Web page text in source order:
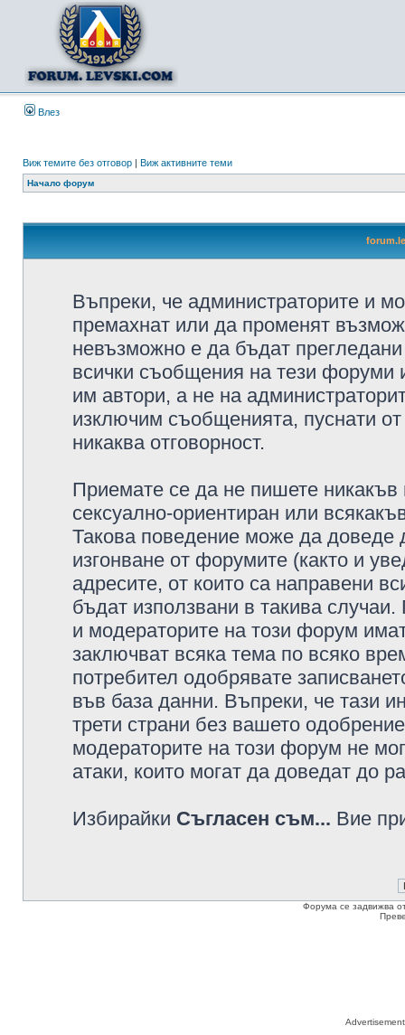
Влез
Виж темите без отговор | Виж активните теми
Начало форум
Въпреки, че администраторите и
премахнат или да променят
невъзможно е да бъдат
всички съобщения на тези форуми
им автори, а не на
изключим съобщенията, пуснати
никаква отговорност.
Приемате се да не пишете никакъв
сексуално-ориентиран или
Такова поведение може да доведе
изгонване от форумите (както и
адресите, от които са направени
бъдат използвани в такива
и модераторите на този форум
заключват всяка тема по всяко
потребител одобрявате
във база данни. Въпреки, че тази
трети страни без вашето
модераторите на този форум не
атаки, които могат да доведат до
Избирайки Съгласен съм... Вие
Форума се задвижва